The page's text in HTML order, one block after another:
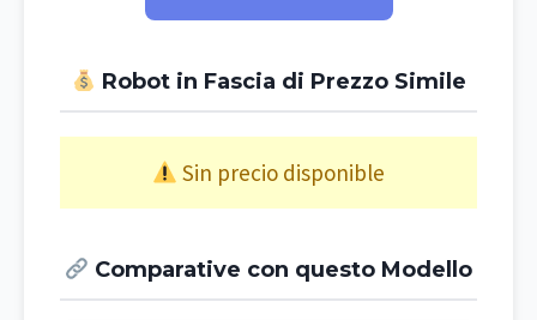
Robot in Fascia di Prezzo Simile
Sin precio disponible
Comparative con questo Modello